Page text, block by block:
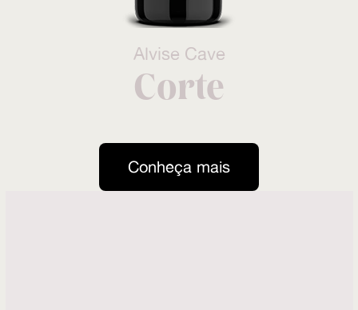
Alvise Cave
Corte
Conheça mais